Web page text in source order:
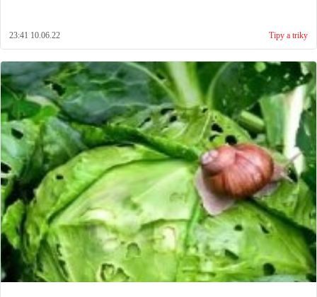
23:41 10.06.22 Tipy a triky